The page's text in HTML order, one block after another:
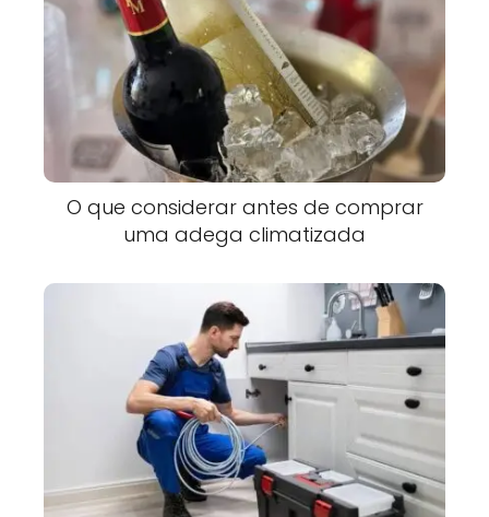
O que considerar antes de comprar
uma adega climatizada